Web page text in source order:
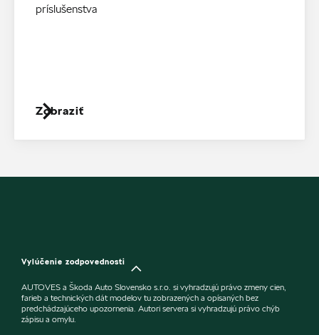
príslušenstva
Zobraziť
Vylúčenie zodpovednosti
AUTOVES a Škoda Auto Slovensko s.r.o. si vyhradzujú právo zmeny cien,
farieb a technických dát modelov tu zobrazených a opísaných bez
predchádzajúceho upozornenia. Autori servera si vyhradzujú právo chýb
zápisu a omylu.